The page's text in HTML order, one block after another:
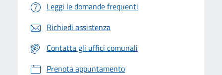
Leggi le domande frequenti
Richiedi assistenza
Contatta gli uffici comunali
Prenota appuntamento